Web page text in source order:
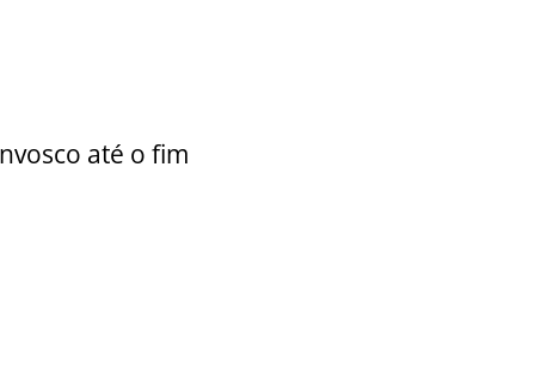
até o fim